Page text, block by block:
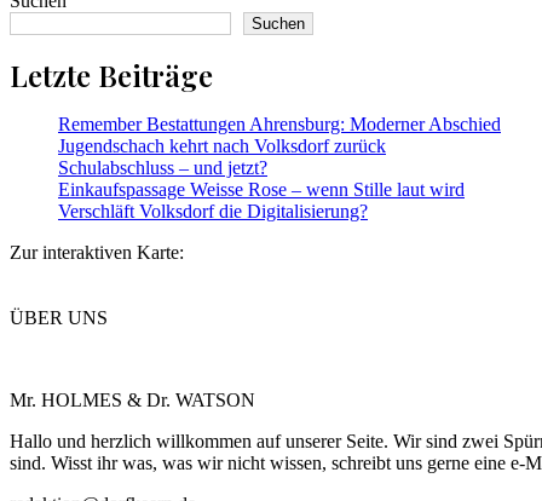
Suchen
Letzte Beiträge
Remember Bestattungen Ahrensburg: Moderner Abschied
Jugendschach kehrt nach Volksdorf zurück
Schulabschluss – und jetzt?
Einkaufspassage Weisse Rose – wenn Stille laut wird
Verschläft Volksdorf die Digitalisierung?
Zur interaktiven Karte:
ÜBER UNS
Mr. HOLMES & Dr. WATSON
Hallo und herzlich willkommen auf unserer Seite. Wir sind zwei
sind. Wisst ihr was, was wir nicht wissen, schreibt uns gerne eine e-